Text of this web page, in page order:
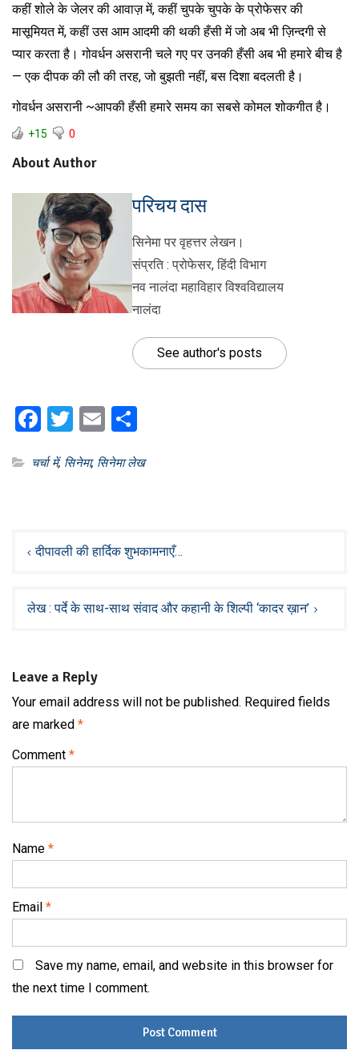
कहीं शोले के जेलर की आवाज़ में, कहीं चुपके चुपके के प्रोफेसर की
मासूमियत में, कहीं उस आम आदमी की थकी हँसी में जो अब भी ज़िन्दगी से
प्यार करता है। गोवर्धन असरानी चले गए पर उनकी हँसी अब भी हमारे बीच है
— एक दीपक की लौ की तरह, जो बुझती नहीं, बस दिशा बदलती है।
गोवर्धन असरानी ~आपकी हँसी हमारे समय का सबसे कोमल शोकगीत है।
+15 0
About Author
परिचय दास
सिनेमा पर वृहत्तर लेखन।
संप्रति : प्रोफेसर, हिंदी विभाग
नव नालंदा महाविहार विश्वविद्यालय
नालंदा
See author's posts
Facebook
Twitter
Email
चर्चा में, सिनेमा, सिनेमा लेख
navigation
दीपावली की हार्दिक शुभकामनाएँ…
लेख : पर्दे के साथ-साथ संवाद और कहानी के शिल्पी ‘कादर ख़ान’
Leave a Reply
Your email address will not be published. Required fields
are marked *
Comment *
Name *
Email *
Save my name, email, and website in this browser for
the next time I comment.